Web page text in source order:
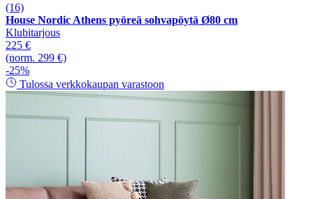
(16)
House Nordic Athens pyöreä sohvapöytä Ø80 cm
Klubitarjous
225 €
(norm. 299 €)
-25%
Tulossa verkkokaupan varastoon